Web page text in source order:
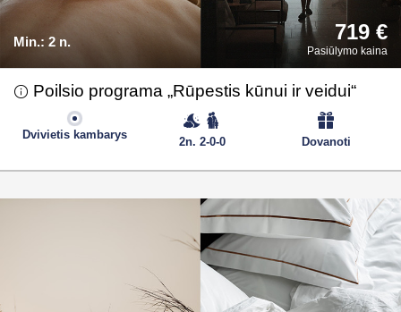
Min.: 2 n. 719 €
Pasiūlymo kaina
Poilsio programa „Rūpestis kūnui ir veidui“
Dovanoti
Dvivietis kambarys
2n. 2-0-0